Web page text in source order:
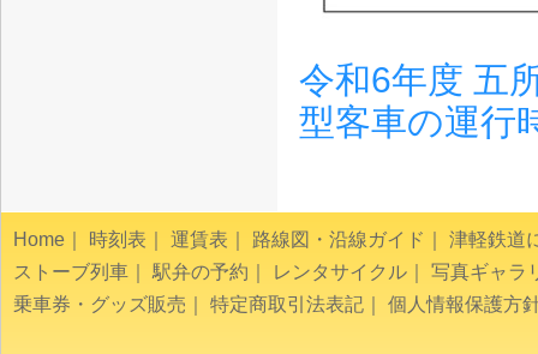
令和6年度 五
型客車の運行
Home 時刻表 運賃表 路線図・沿線ガイド
津軽鉄道
ストーブ列車
駅弁の予約 レンタサイクル
写真ギャラ
乗車券・グッズ販売
特定商取引法表記 個人情報保護方